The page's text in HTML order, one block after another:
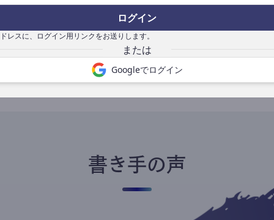
ログイン
レスに、ログイン用リンクをお送りします。
Googleでログイン
書き手になる
書き手の声